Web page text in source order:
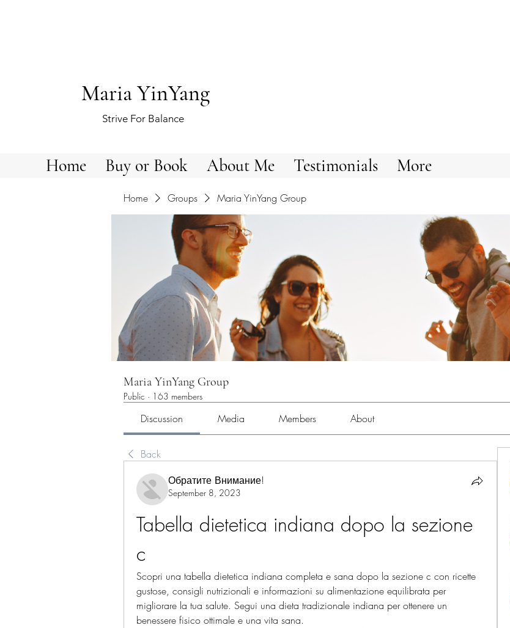
Maria YinYang
Strive For Balance
Home Buy or Book About Me Testimonials More
Home Groups Maria YinYang Group
Maria YinYang Group
Public · 163 members
Discussion Media Members About
Back
Обратите Внимание!
September 8, 2023
Tabella dietetica indiana dopo la sezione
c
Scopri una tabella dietetica indiana completa e sana dopo la sezione c con ricette
gustose, consigli nutrizionali e informazioni su alimentazione equilibrata per
migliorare la tua salute. Segui una dieta tradizionale indiana per ottenere un
benessere fisico ottimale e una vita sana.